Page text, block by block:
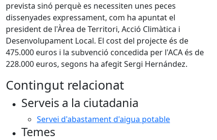
prevista sinó perquè es necessiten unes peces
dissenyades expressament, com ha apuntat el
president de l'Àrea de Territori, Acció Climàtica i
Desenvolupament Local. El cost del projecte és de
475.000 euros i la subvenció concedida per l'ACA és de
228.000 euros, segons ha afegit Sergi Hernández.
Contingut relacionat
Serveis a la ciutadania
Servei d'abastament d'aigua potable
Temes